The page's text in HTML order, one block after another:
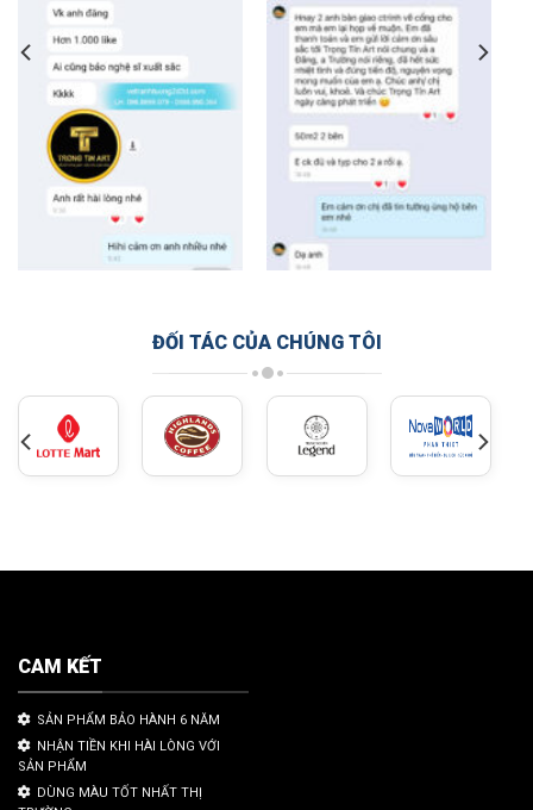
ĐỐI TÁC CỦA CHÚNG TÔI
CAM KẾT
SẢN PHẨM BẢO HÀNH 6 NĂM
NHẬN TIỀN KHI HÀI LÒNG VỚI
SẢN PHẨM
DÙNG MÀU TỐT NHẤT THỊ